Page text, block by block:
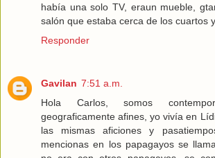
había una solo TV, eraun mueble,
salón que estaba cerca de los cuartos y
Responder
Gavilan 7:51 a.m.
Hola Carlos, somos
geograficamente afines, yo vivía en
las mismas aficiones y
mencionas en los papagayos se